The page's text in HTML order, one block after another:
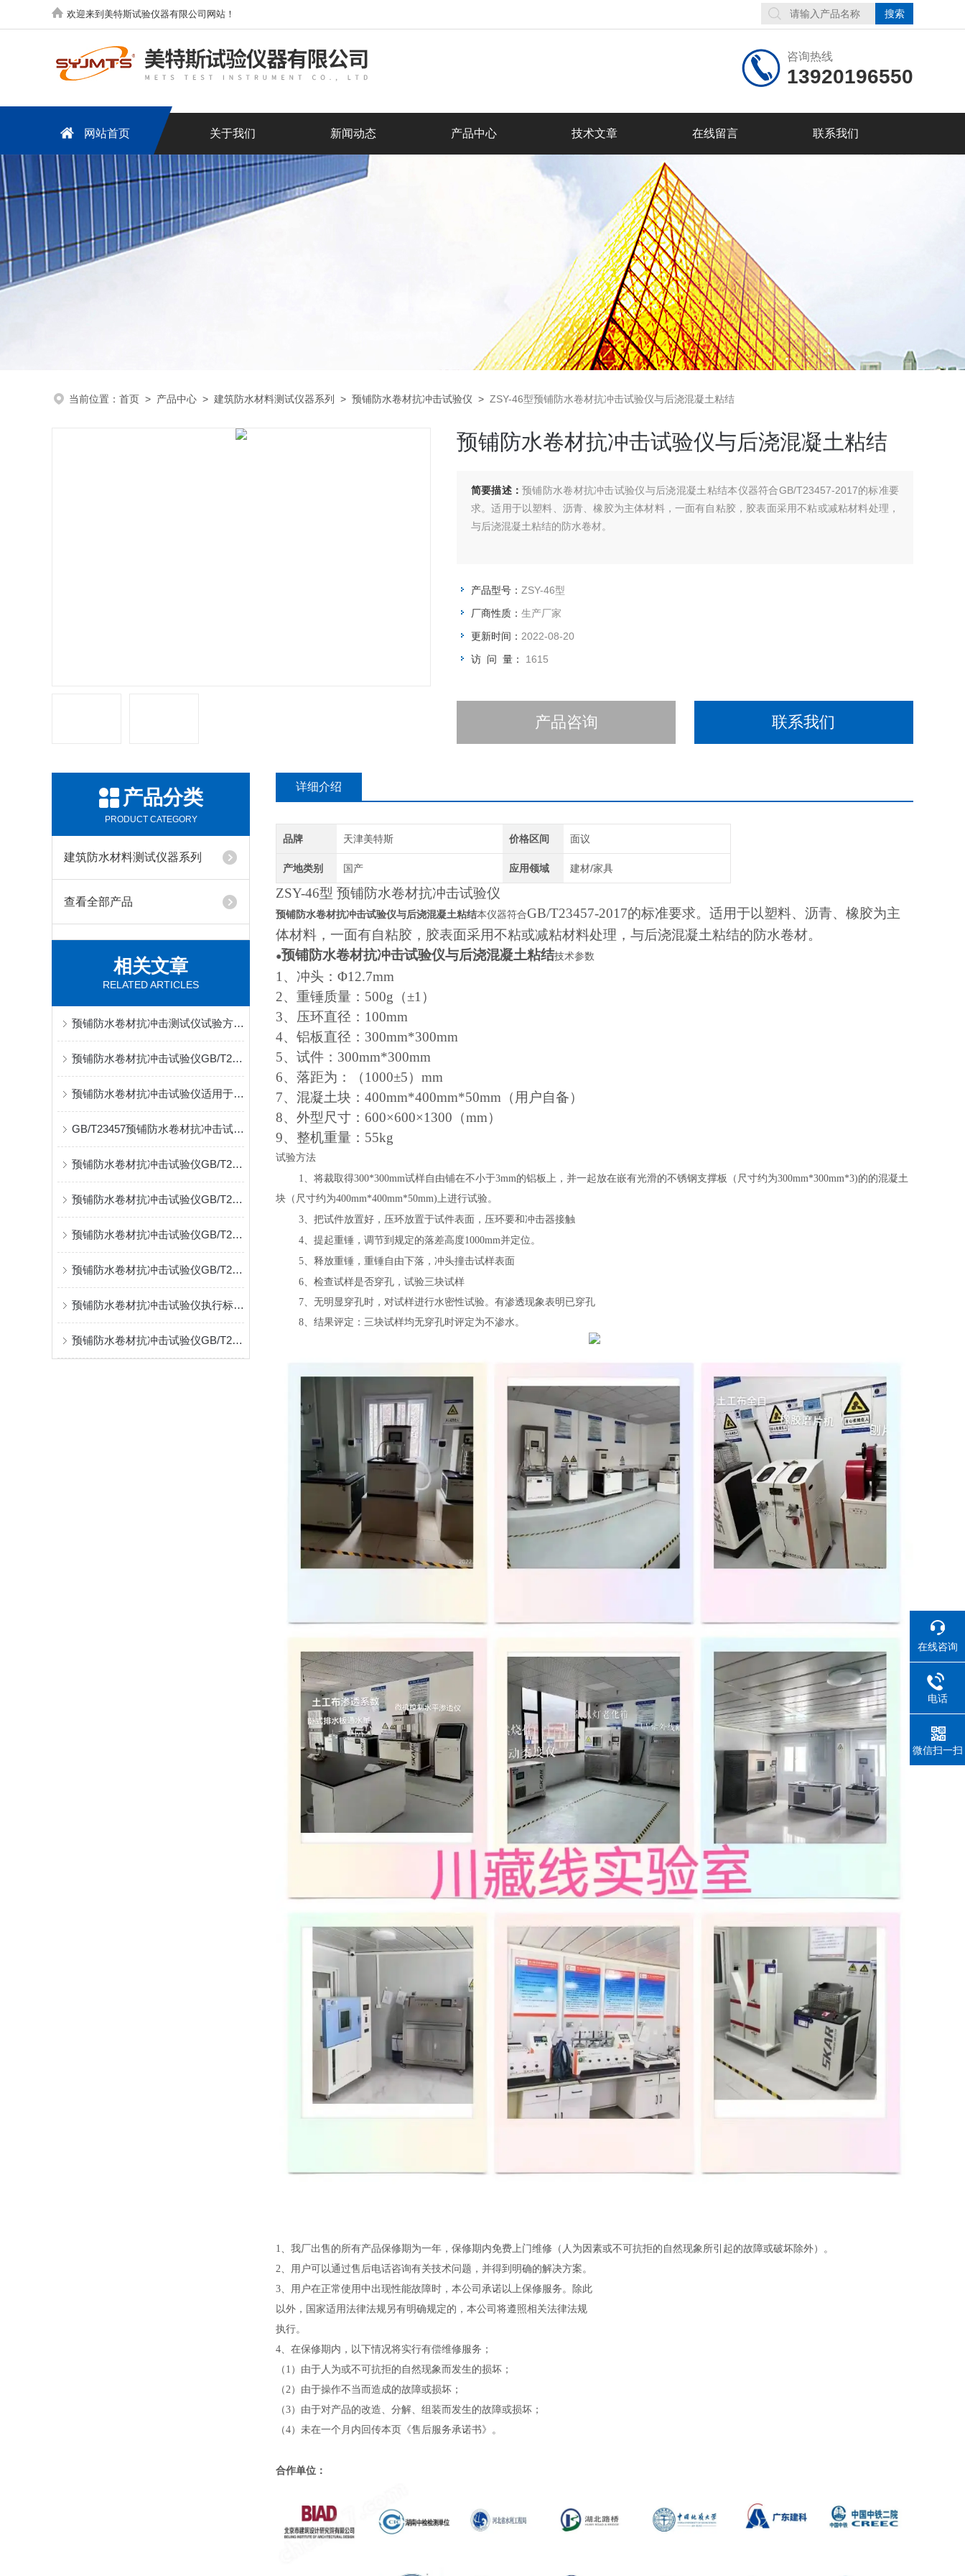
欢迎来到美特斯试验仪器有限公司网站！
咨询热线
13920196550
网站首页 关于我们 新闻动态 产品中心 技术文章 在线留言 联系我们
当前位置： 首页 > 产品中心 > 建筑防水材料测试仪器系列 > 预铺防水卷材抗冲击试验仪 > ZSY-46型预铺防水卷材抗冲击试验仪与后浇混凝土粘结
预铺防水卷材抗冲击试验仪与后浇混凝土粘结
简要描述： 预铺防水卷材抗冲击试验仪与后浇混凝土粘结本仪器符合GB/T23457-2017的标准要
求。适用于以塑料、沥青、橡胶为主体材料，一面有自粘胶，胶表面采用不粘或减粘材料处理，
与后浇混凝土粘结的防水卷材。
产品型号： ZSY-46型
厂商性质： 生产厂家
更新时间： 2022-08-20
访 问 量： 1615
产品咨询 联系我们
产品分类
PRODUCT CATEGORY
建筑防水材料测试仪器系列
查看全部产品
相关文章
RELATED ARTICLES
预铺防水卷材抗冲击测试仪试验方法介绍
预铺防水卷材抗冲击试验仪GB/T23457技术参数讲解
预铺防水卷材抗冲击试验仪适用于以塑料、沥青、橡胶为主体材料
GB/T23457预铺防水卷材抗冲击试验仪适用范围
预铺防水卷材抗冲击试验仪GB/T23457试验范围介绍
预铺防水卷材抗冲击试验仪GB/T23457压环直径
预铺防水卷材抗冲击试验仪GB/T23457橡胶为主体材料
预铺防水卷材抗冲击试验仪GB/T23457试验规范
预铺防水卷材抗冲击试验仪执行标准GB/T23457
预铺防水卷材抗冲击试验仪GB/T23457参数介绍
详细介绍
品牌 天津美特斯 价格区间 面议
产地类别 国产 应用领域 建材/家具
ZSY-46型 预铺防水卷材抗冲击试验仪
预铺防水卷材抗冲击试验仪与后浇混凝土粘结本仪器符合GB/T23457-2017的标准要求。适用于以塑料、沥青、橡胶为主
体材料，一面有自粘胶，胶表面采用不粘或减粘材料处理，与后浇混凝土粘结的防水卷材。
●预铺防水卷材抗冲击试验仪与后浇混凝土粘结技术参数
1、冲头：Φ12.7mm
2、重锤质量：500g（±1）
3、压环直径：100mm
4、铝板直径：300mm*300mm
5、试件：300mm*300mm
6、落距为：（1000±5）mm
7、混凝土块：400mm*400mm*50mm（用户自备）
8、外型尺寸：600×600×1300（mm）
9、整机重量：55kg
试验方法
1、将裁取得300*300mm试样自由铺在不小于3mm的铝板上，并一起放在嵌有光滑的不锈钢支撑板（尺寸约为300mm*300mm*3)的的混凝土
块（尺寸约为400mm*400mm*50mm)上进行试验。
3、把试件放置好，压环放置于试件表面，压环要和冲击器接触
4、提起重锤，调节到规定的落差高度1000mm并定位。
5、释放重锤，重锤自由下落，冲头撞击试样表面
6、检查试样是否穿孔，试验三块试样
7、无明显穿孔时，对试样进行水密性试验。有渗透现象表明已穿孔
8、结果评定：三块试样均无穿孔时评定为不渗水。
1
、我厂出售的所有产品保修期为一年，保修期内免费上门维修（人为因素或不可抗拒的自然现象所引起的故障或破坏除外）。
2 、用户可以通过售后电话咨询有关技术问题，并得到明确的解决方案。
3 、用户在正常使用中出现性能故障时，本公司承诺以上保修服务。除此
以外，国家适用法律法规另有明确规定的，本公司将遵照相关法律法规
执行。
4 、在保修期内，以下情况将实行有偿维修服务；
（ 1 ）由于人为或不可抗拒的自然现象而发生的损坏；
（ 2 ）由于操作不当而造成的故障或损坏；
（3）由于对产品的改造、分解、组装而发生的故障或损坏；
（4）未在一个月内回传本页《售后服务承诺书》。
合作单位：
在线咨询
电话
微信扫一扫